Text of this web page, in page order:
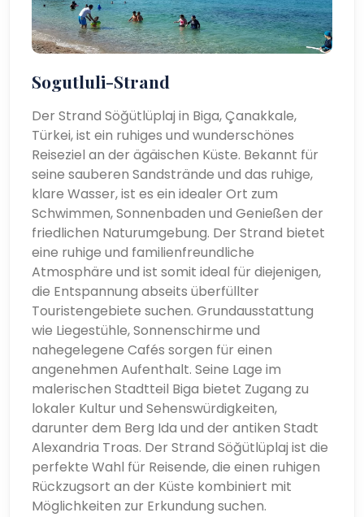
Sogutluli-Strand
Der Strand Söğütlüplaj in Biga, Çanakkale,
Türkei, ist ein ruhiges und wunderschönes
Reiseziel an der ägäischen Küste. Bekannt für
seine sauberen Sandstrände und das ruhige,
klare Wasser, ist es ein idealer Ort zum
Schwimmen, Sonnenbaden und Genießen der
friedlichen Naturumgebung. Der Strand bietet
eine ruhige und familienfreundliche
Atmosphäre und ist somit ideal für diejenigen,
die Entspannung abseits überfüllter
Touristengebiete suchen. Grundausstattung
wie Liegestühle, Sonnenschirme und
nahegelegene Cafés sorgen für einen
angenehmen Aufenthalt. Seine Lage im
malerischen Stadtteil Biga bietet Zugang zu
lokaler Kultur und Sehenswürdigkeiten,
darunter dem Berg Ida und der antiken Stadt
Alexandria Troas. Der Strand Söğütlüplaj ist die
perfekte Wahl für Reisende, die einen ruhigen
Rückzugsort an der Küste kombiniert mit
Möglichkeiten zur Erkundung suchen.